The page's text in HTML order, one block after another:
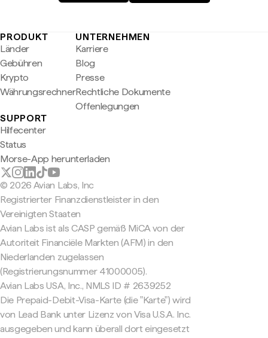
PRODUKT
Länder
Gebühren
Krypto
Währungsrechner
UNTERNEHMEN
Karriere
Blog
Presse
Rechtliche Dokumente
Offenlegungen
SUPPORT
Hilfecenter
Status
Morse-App herunterladen
© 2026 Avian Labs, Inc
Registrierter Finanzdienstleister in den
Vereinigten Staaten
Avian Labs ist als CASP gemäß MiCA von der
Autoriteit Financiële Markten (AFM) in den
Niederlanden zugelassen
(Registrierungsnummer 41000005).
Avian Labs USA, Inc., NMLS ID # 2639252
Die Prepaid-Debit-Visa-Karte (die "Karte") wird
von Lead Bank unter Lizenz von Visa U.S.A. Inc.
ausgegeben und kann überall dort eingesetzt